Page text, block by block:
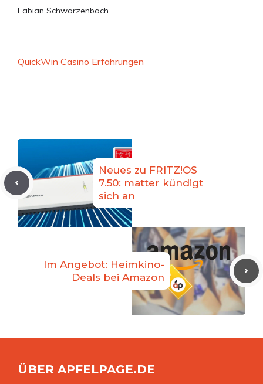
Fabian Schwarzenbach
QuickWin Casino Erfahrungen
Neues zu FRITZ!OS
7.50: matter kündigt
sich an
Im Angebot: Heimkino-
Deals bei Amazon
ÜBER APFELPAGE.DE